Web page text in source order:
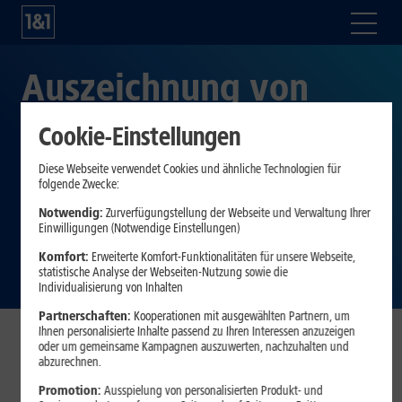
Auszeichnung von
Focus Money: 1&1 ist
zum fünften Mal in
Folge „Fairster
Mobilfunkanbieter“
In der jährlich stattfindenden
Kundenzufriedenheitsbefragung* von Focus Money hat sich
Cookie-Einstellungen
Diese Webseite verwendet Cookies und ähnliche Technologien für
folgende Zwecke:
Notwendig: Zurverfügungstellung der Webseite und Verwaltung Ihrer
Einwilligungen (Notwendige Einstellungen)
Komfort: Erweiterte Komfort-Funktionalitäten für unsere Webseite,
statistische Analyse der Webseiten-Nutzung sowie die
Individualisierung von Inhalten
Partnerschaften: Kooperationen mit ausgewählten Partnern, um
Ihnen personalisierte Inhalte passend zu Ihren Interessen anzuzeigen
oder um gemeinsame Kampagnen auszuwerten, nachzuhalten und
abzurechnen.
Promotion:Ausspielung von personalisierten Produkt- und